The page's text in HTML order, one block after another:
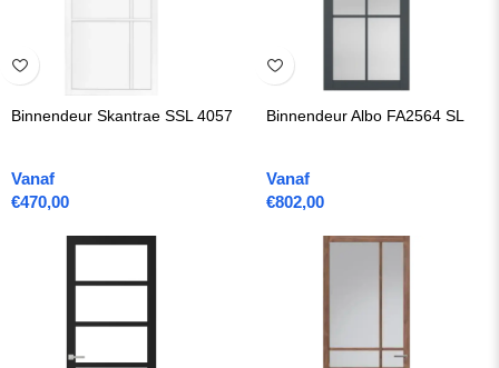
Binnendeur Skantrae SSL 4057
Vanaf
€470,00
Binnendeur Albo FA2564 SL
Vanaf
€802,00